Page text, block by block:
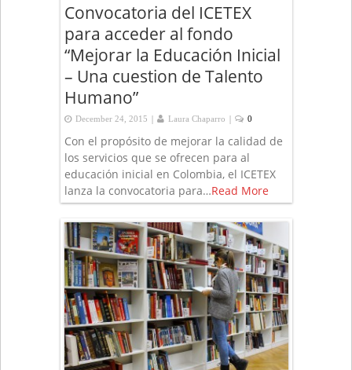
Convocatoria del ICETEX
para acceder al fondo
“Mejorar la Educación Inicial
– Una cuestion de Talento
Humano”
December 24, 2015 | Laura Chaparro | 0
Con el propósito de mejorar la calidad de
los servicios que se ofrecen para al
educación inicial en Colombia, el ICETEX
lanza la convocatoria para…Read More